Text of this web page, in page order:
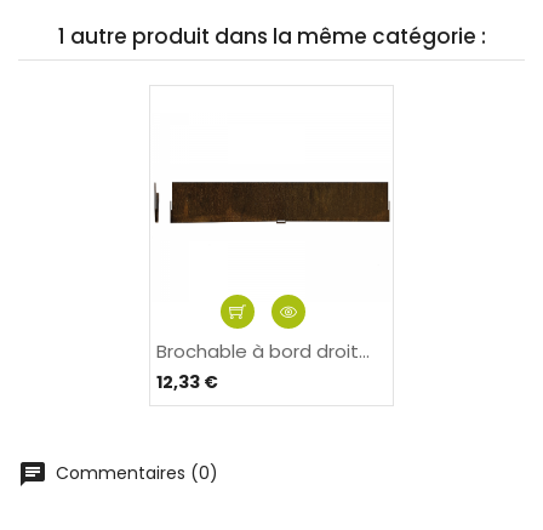
1 autre produit dans la même catégorie :
Brochable à bord droit...
12,33 €
Commentaires (0)